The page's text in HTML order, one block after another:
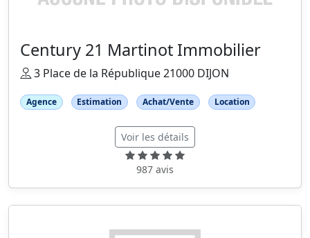
Century 21 Martinot Immobilier
3 Place de la République 21000 DIJON
Agence Estimation Achat/Vente Location
Voir les détails
987 avis